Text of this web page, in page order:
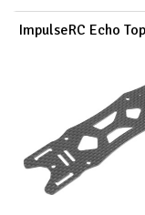
ImpulseRC Echo